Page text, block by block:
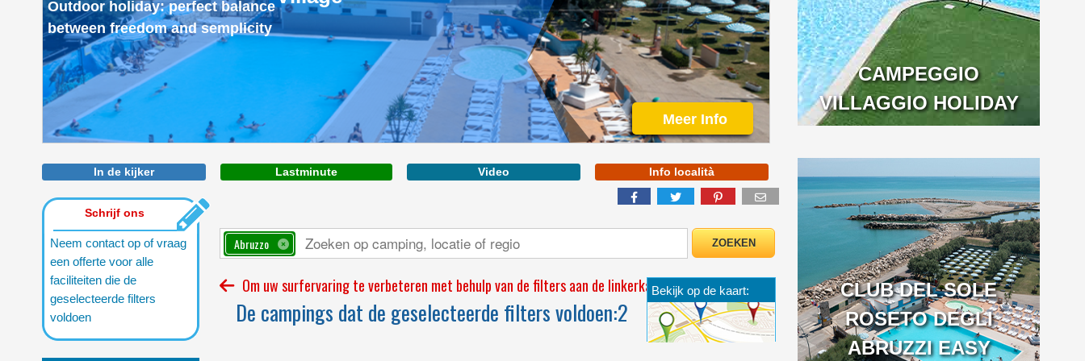
Outdoor holiday: perfect balance
between freedom and semplicity
Meer Info
In de kijker Lastminute Video Info località
Schrijf ons
Neem contact op of vraag
een offerte voor alle
faciliteiten die de
geselecteerde filters
voldoen
Abruzzo
Om uw surfervaring te verbeteren met behulp van de filters aan de linkerkant
De campings dat de geselecteerde filters voldoen:2
Bekijk op de kaart:
CAMPEGGIO
VILLAGGIO HOLIDAY
ABRUZZEN
CLUB DEL SOLE
ROSETO DEGLI
ABRUZZI EASY